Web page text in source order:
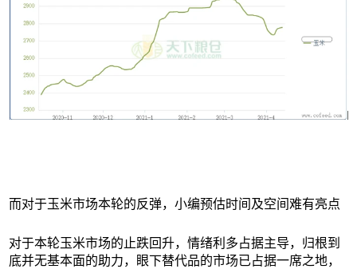
而对于玉米市场本轮的反弹，小编预估时间及空间难有亮点
对于本轮玉米市场的止跌回升，情绪利多占据主导，归根到
底并无基本面的助力，眼下替代品的市场已占据一席之地，